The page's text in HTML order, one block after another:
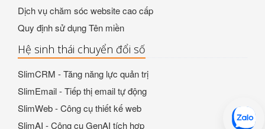
Dịch vụ chăm sóc website cao cấp
Quy định sử dụng Tên miền
Hệ sinh thái chuyển đổi số
SlimCRM - Tăng năng lực quản trị
SlimEmail - Tiếp thị email tự động
SlimWeb - Công cụ thiết kế web
SlimAI - Công cụ GenAI tích hợp